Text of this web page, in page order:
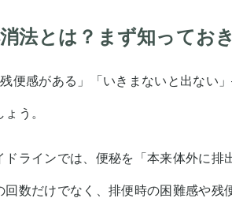
法とは？まず知ってお
残便感がある」「いきまないと出な
う。
ラインでは、便秘を「本来体外に排
数だけでなく、排便時の困難感や残